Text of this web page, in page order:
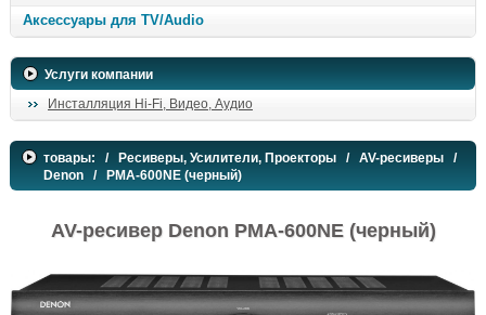
Аксессуары для TV/Audio
Услуги компании
Инсталляция Hi-Fi, Видео, Аудио
товары: / Ресиверы, Усилители, Проекторы / AV-ресиверы /
Denon / PMA-600NE (черный)
AV-ресивер Denon PMA-600NE (черный)